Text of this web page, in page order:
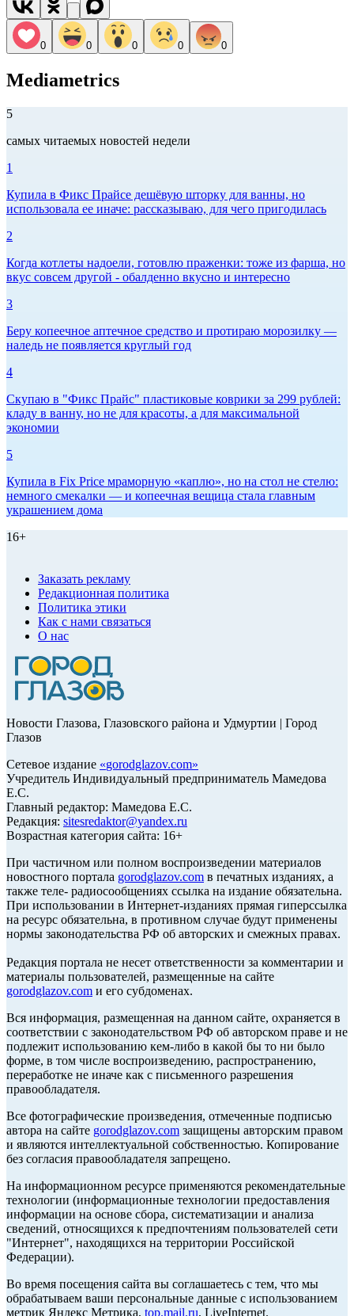
0 0 0 0 0
Mediametrics
5
самых читаемых новостей недели
1
Купила в Фикс Прайсе дешёвую шторку для ванны, но
использовала ее иначе: рассказываю, для чего пригодилась
2
Когда котлеты надоели, готовлю праженки: тоже из фарша, но
вкус совсем другой - обалденно вкусно и интересно
3
Беру копеечное аптечное средство и протираю морозилку —
наледь не появляется круглый год
4
Скупаю в "Фикс Прайс" пластиковые коврики за 299 рублей:
кладу в ванну, но не для красоты, а для максимальной
экономии
5
Купила в Fix Price мраморную «каплю», но на стол не стелю:
немного смекалки — и копеечная вещица стала главным
украшением дома
16+
Заказать рекламу
Редакционная политика
Политика этики
Как с нами связаться
О нас
Новости Глазова, Глазовского района и Удмуртии | Город
Глазов
Сетевое издание «gorodglazov.com»
Учредитель Индивидуальный предприниматель Мамедова
Е.С.
Главный редактор: Мамедова Е.С.
Редакция: sitesredaktor@yandex.ru
Возрастная категория сайта: 16+
При частичном или полном воспроизведении материалов
новостного портала gorodglazov.com в печатных изданиях, а
также теле- радиосообщениях ссылка на издание обязательна.
При использовании в Интернет-изданиях прямая гиперссылка
на ресурс обязательна, в противном случае будут применены
нормы законодательства РФ об авторских и смежных правах.
Редакция портала не несет ответственности за комментарии и
материалы пользователей, размещенные на сайте
gorodglazov.com и его субдоменах.
Вся информация, размещенная на данном сайте, охраняется в
соответствии с законодательством РФ об авторском праве и не
подлежит использованию кем-либо в какой бы то ни было
форме, в том числе воспроизведению, распространению,
переработке не иначе как с письменного разрешения
правообладателя.
Все фотографические произведения, отмеченные подписью
автора на сайте gorodglazov.com защищены авторским правом
и являются интеллектуальной собственностью. Копирование
без согласия правообладателя запрещено.
На информационном ресурсе применяются рекомендательные
технологии (информационные технологии предоставления
информации на основе сбора, систематизации и анализа
сведений, относящихся к предпочтениям пользователей сети
"Интернет", находящихся на территории Российской
Федерации).
Во время посещения сайта вы соглашаетесь с тем, что мы
обрабатываем ваши персональные данные с использованием
метрик Яндекс Метрика, top.mail.ru, LiveInternet.